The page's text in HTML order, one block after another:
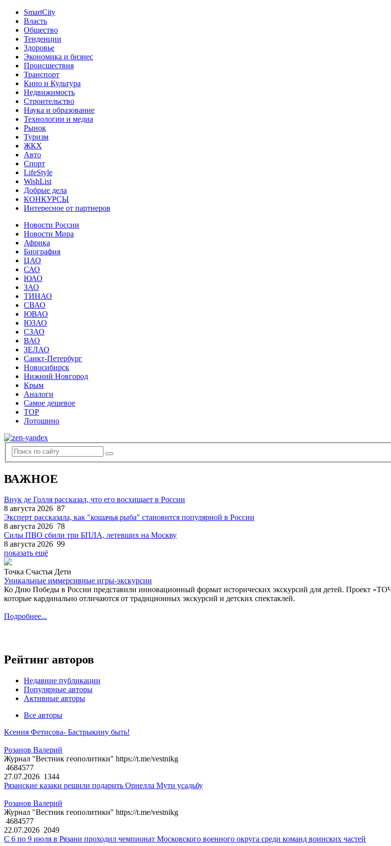
SmartCity
Власть
Общество
Тенденции
Здоровье
Экономика и бизнес
Происшествия
Транспорт
Кино и Культура
Недвижимость
Строительство
Наука и образование
Технологии и медиа
Рынок
Туризм
ЖКХ
Авто
Спорт
LifeStyle
WishList
Добрые дела
КОНКУРСЫ
Интересное от партнеров
Новости России
Новости Мира
Африка
Биография
ЦАО
САО
ЮАО
ЗАО
ТИНАО
СВАО
ЮВАО
ЮЗАО
СЗАО
ВАО
ЗЕЛАО
Санкт-Петербург
Новосибирск
Нижний Новгород
Крым
Аналоги
Самое дешевое
TOP
Лотошино
ВАЖНОЕ
Внук де Голля рассказал, что его восхищает в России
8 августа 2026 87
Эксперт рассказала, как "кошачья рыба" становится популярной в России
8 августа 2026 78
Силы ПВО сбили три БПЛА, летевших на Москву
8 августа 2026 99
показать ещё
Точка Счастья Дети
Уникальные иммерсивные игры-экскурсии
Ко Дню Победы в России представили инновационный формат исторических экскурсий для детей. Проект
которые кардинально отличаются от традиционных экскурсий и детских спектаклей.
Подробнее...
Рейтинг авторов
Недавние публикации
Популярные авторы
Активные авторы
Все авторы
Ксения Фетисова- Бастрыкину быть!
Розанов Валерий
Журнал "Вестник геополитики" https://t.me/vestnikg
4684577
27.07.2026 1344
Рязанские казаки решили подарить Орнелла Мути усадьбу
Розанов Валерий
Журнал "Вестник геополитики" https://t.me/vestnikg
4684577
22.07.2026 2049
С 6 по 9 июля в Рязани проходил чемпионат Московского военного округа среди команд воинских частей